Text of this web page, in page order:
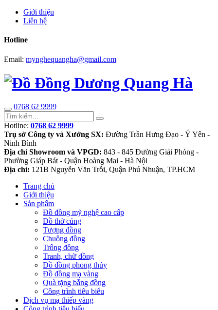
Giới thiệu
Liên hệ
Hotline
Email: mynghequangha@gmail.com
0768 62 9999
Hotline: 0768 62 9999
Trụ sở Công ty và Xưởng SX: Đường Trần Hưng Đạo - Ý Yên -
Ninh Bình
Địa chỉ Showroom và VPGD: 843 - 845 Đường Giải Phóng -
Phường Giáp Bát - Quận Hoàng Mai - Hà Nội
Địa chỉ: 121B Nguyễn Văn Trỗi, Quận Phú Nhuận, TP.HCM
Trang chủ
Giới thiệu
Sản phẩm
Đồ đồng mỹ nghệ cao cấp
Đồ thờ cúng
Tượng đồng
Chuông đồng
Trống đồng
Tranh, chữ đồng
Đồ đồng phong thủy
Đồ đồng mạ vàng
Quà tặng bằng đồng
Công trình tiêu biểu
Dịch vụ mạ thiếp vàng